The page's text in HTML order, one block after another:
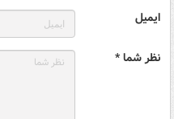
ایمیل
نظر شما *